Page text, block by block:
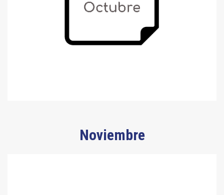
Noviembre